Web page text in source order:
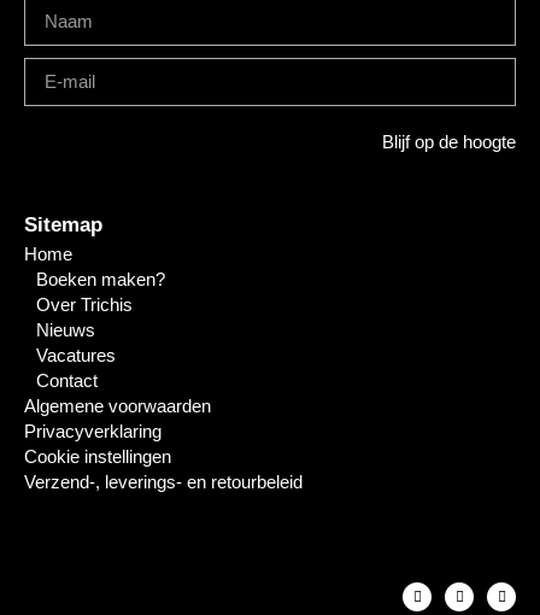
Blijf op de hoogte
Sitemap
Home
Boeken maken?
Over Trichis
Nieuws
Vacatures
Contact
Algemene voorwaarden
Privacyverklaring
Cookie instellingen
Verzend-, leverings- en retourbeleid